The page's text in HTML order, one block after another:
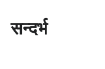
सन्दर्भ